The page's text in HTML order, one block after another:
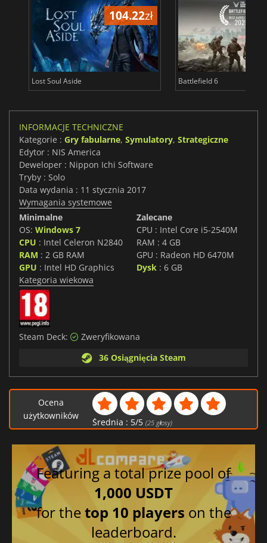
104.22zł
Lost Soul Aside Battlefield 6
INFORMACJE TECHNICZNE
Kategorie : Gry fabularne, Symulatory, Strategiczne
Edytor : NIS America
Deweloper : Nippon Ichi Software
Tryby : Solo
Data wydania : 11 stycznia 2017
Wymagania systemowe
Minimalne
OS: Windows 7
CPU : Intel Celeron N2840
RAM : 2 GB RAM
GPU : Intel HD Graphics
Zalecane
CPU : Intel Core i5-2540M
RAM : 4 GB
GPU : Radeon HD 6470M
Dysk : 6 GB
Kategoria wiekowa
Steam Deck:
Zweryfikowana
36 Osiągnięcia Steam
Ocena
użytkowników
Średnia : 5/5 (25głosy)
Featuring a total prize pool of
1,000 USDT
for thetop 10 players on the
leaderboard.